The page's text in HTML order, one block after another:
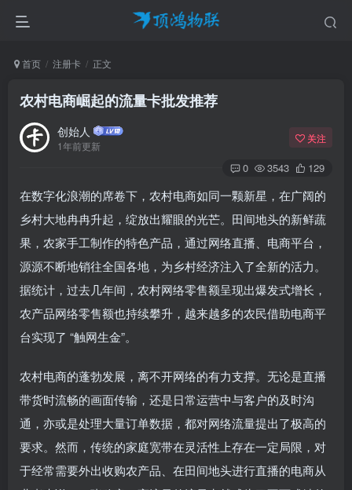
首页 注册卡 正文
农村电商崛起的流量卡批发推荐
创始人
1年前更新
关注
0 3543 129
在数字化浪潮的席卷下，农村电商如同一颗新星，在广阔的
乡村大地冉冉升起，绽放出耀眼的光芒。田间地头的新鲜蔬
果，农家手工制作的特色产品，通过网络直播、电商平台，
源源不断地销往全国各地，为乡村经济注入了全新的活力。
据统计，过去几年间，农村网络零售额呈现出爆发式增长，
农产品网络零售额也持续攀升，越来越多的农民借助电商平
台实现了 “触网生金”。
农村电商的蓬勃发展，离不开网络的有力支撑。无论是直播
带货时流畅的画面传输，还是日常运营中与客户的及时沟
通，亦或是处理大量订单数据，都对网络流量提出了极高的
要求。然而，传统的家庭宽带在灵活性上存在一定局限，对
于经常需要外出收购农产品、在田间地头进行直播的电商从